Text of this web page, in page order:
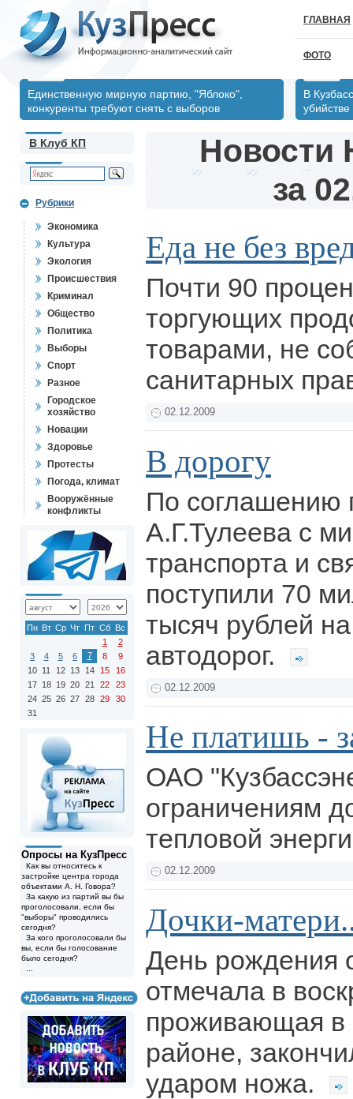
ГЛАВНАЯ
ФОТО
Единственную мирную партию, "Яблоко",
конкуренты требуют снять с выборов
В
В Клуб КП
Рубрики
Экономика
Культура
Экология
Происшествия
Криминал
Общество
Политика
Выборы
Спорт
Разное
Городское
хозяйство
Новации
Здоровье
Протесты
Погода, климат
Вооружённые
конфликты
Пн Вт Ср Чт Пт Сб Вс
1
2
3
4 5 6 7 8
9
10 11 12 13 14 15
16
17 18 19 20 21 22
23
24 25 26 27 28 29
30
31
Опросы на КузПресс
Как вы относитесь к
застройке центра города
объектами А. Н. Говора?
За какую из партий вы бы
проголосовали, если бы
"выборы" проводились
сегодня?
За кого проголосовали бы
вы, если бы голосование
было сегодня?
Новости
за
Еда не без
Почти 90
торгующих
товарами, не
санитарных
02.12.2009
В дорогу
По соглашению
А.Г.Тулеева с
транспорта и
поступили 70
тысяч рублей
автодорог.
02.12.2009
Не платишь -
ОАО
ограничениям
тепловой
02.12.2009
Дочки-
День рождения
отмечала в
проживающая в
районе,
ударом ножа.